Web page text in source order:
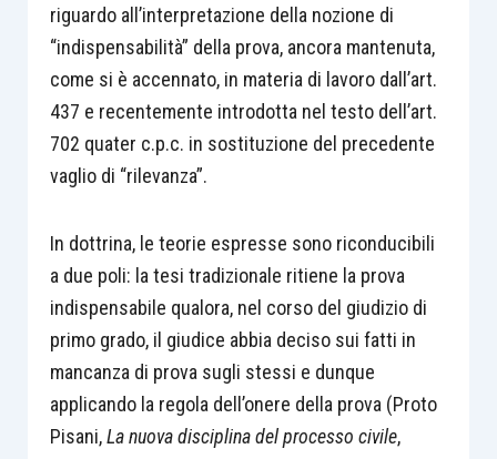
riguardo all’interpretazione della nozione di
“indispensabilità” della prova, ancora mantenuta,
come si è accennato, in materia di lavoro dall’art.
437 e recentemente introdotta nel testo dell’art.
702 quater c.p.c. in sostituzione del precedente
vaglio di “rilevanza”.
In dottrina, le teorie espresse sono riconducibili
a due poli: la tesi tradizionale ritiene la prova
indispensabile qualora, nel corso del giudizio di
primo grado, il giudice abbia deciso sui fatti in
mancanza di prova sugli stessi e dunque
applicando la regola dell’onere della prova (Proto
Pisani,La nuova disciplina del processo civile,